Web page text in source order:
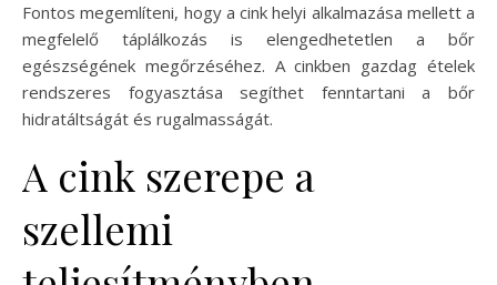
Fontos megemlíteni, hogy a cink helyi alkalmazása mellett a
megfelelő táplálkozás is elengedhetetlen a bőr
egészségének megőrzéséhez. A cinkben gazdag ételek
rendszeres fogyasztása segíthet fenntartani a bőr
hidratáltságát és rugalmasságát.
A cink szerepe a
szellemi